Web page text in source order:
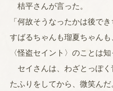
桔平さんが言った。
「何故そうなったかは後で
すばるちゃんも瑠夏ちゃんも
〈怪盗セイント〉のことは知
セイさんは、わざとっぽ
たふりをしてから、微笑んだ